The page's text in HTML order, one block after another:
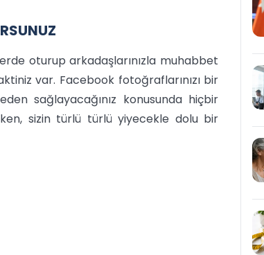
oturup arkadaşlarınızla muhabbet
var. Facebook fotoğraflarınızı bir
sağlayacağınız konusunda hiçbir
sizin türlü türlü yiyecekle dolu bir